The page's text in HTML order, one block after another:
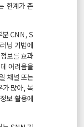
한계가 존
분 CNN, S
닝 기법에
보를 효과
어려움을
채널 또는
가 많아, 복
보 활용에